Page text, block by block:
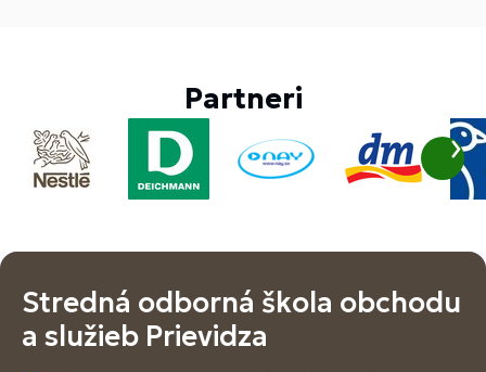
Partneri
Stredná odborná škola obchodu
a služieb Prievidza